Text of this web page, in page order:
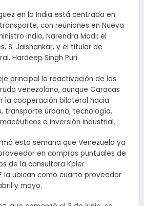
en la India está centrada en
con reuniones en Nueva
indio, Narendra Modi; el
S. Jaishankar, y el titular de
Hardeep Singh Puri.
principal la reactivación de las
venezolano, aunque Caracas
la cooperación bilateral hacia
transporte urbano, tecnología,
e inversión industrial.
esta semana que Venezuela ya
en compras puntuales de
de la consultora Kpler
la ubican como cuarto proveedor
y mayo.